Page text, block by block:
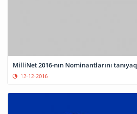
MilliNet 2016-nın Nominantlarını tanıyaq
12-12-2016